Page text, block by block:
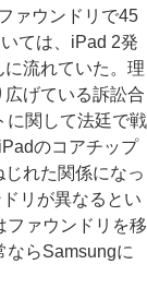
ァウンドリで45
ては、iPad 2発
流れていた。理
げている訴訟合
に関して法廷で戦
のコアチップ
れた関係になっ
リが異なるとい
ファウンドリを移
ならSamsungに